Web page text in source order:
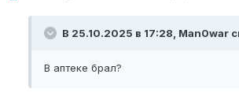
В 25.10.2025 в 17:28, Man0war
В аптеке брал?